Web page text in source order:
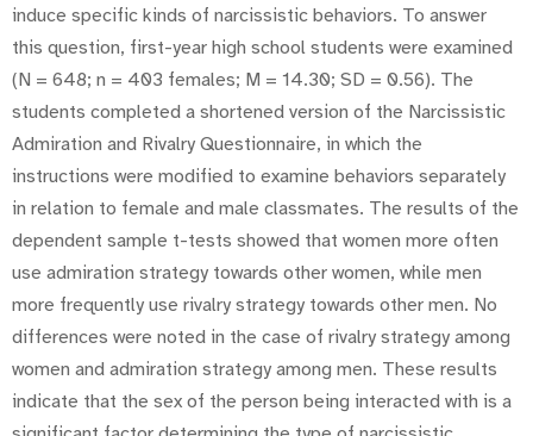
induce specific kinds of narcissistic behaviors. To answer
this question, first-year high school students were examined
(N = 648; n = 403 females; M = 14.30; SD = 0.56). The
students completed a shortened version of the Narcissistic
Admiration and Rivalry Questionnaire, in which the
instructions were modified to examine behaviors separately
in relation to female and male classmates. The results of the
dependent sample t-tests showed that women more often
use admiration strategy towards other women, while men
more frequently use rivalry strategy towards other men. No
differences were noted in the case of rivalry strategy among
women and admiration strategy among men. These results
indicate that the sex of the person being interacted with is a